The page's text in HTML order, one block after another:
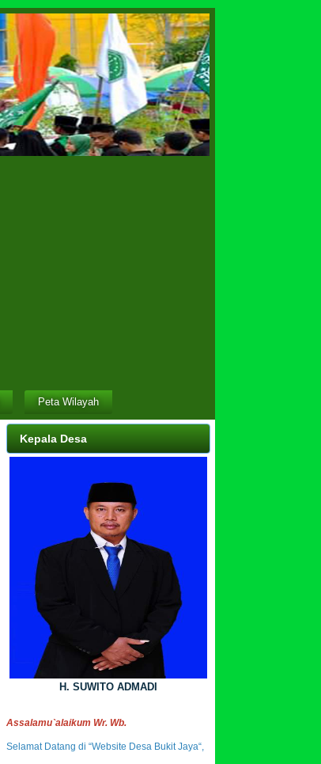
Peta Wilayah
Kepala Desa
H. SUWITO ADMADI
Assalamu`alaikum Wr. Wb.
Selamat Datang di “Website Desa Bukit Jaya“,